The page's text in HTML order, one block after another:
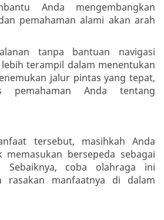
Anda mengembangkan
pemahaman alami akan arah
tanpa bantuan navigasi
terampil dalam menentukan
jalur pintas yang tepat,
pemahaman Anda tentang
tersebut, masihkah Anda
bersepeda sebagai
Sebaiknya, coba olahraga ini
rasakan manfaatnya di dalam